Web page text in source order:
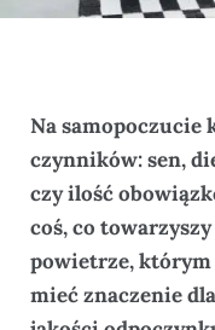
Na samopoczucie
czynników: sen,
czy ilość
coś, co
powietrze, którym
mieć znaczenie